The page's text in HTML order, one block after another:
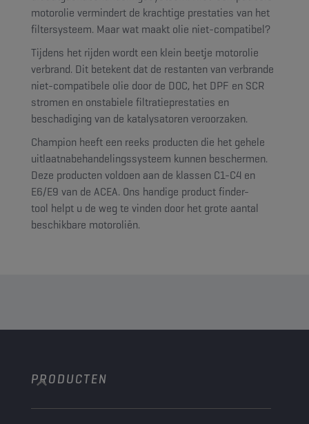
motorolie vermindert de krachtige prestaties van het
filtersysteem. Maar wat maakt olie niet-compatibel?
Tijdens het rijden wordt een klein beetje motorolie
verbrand. Dit betekent dat de restanten van verbrande
niet-compatibele olie door de DOC, het DPF en SCR
stromen en onstabiele filtratieprestaties en
beschadiging van de katalysatoren veroorzaken.
Champion heeft een reeks producten die het gehele
uitlaatnabehandelingssysteem kunnen beschermen.
Deze producten voldoen aan de klassen C1-C4 en
E6/E9 van de ACEA. Ons handige product finder-
tool helpt u de weg te vinden door het grote aantal
beschikbare motoroliën.
PRODUCTEN